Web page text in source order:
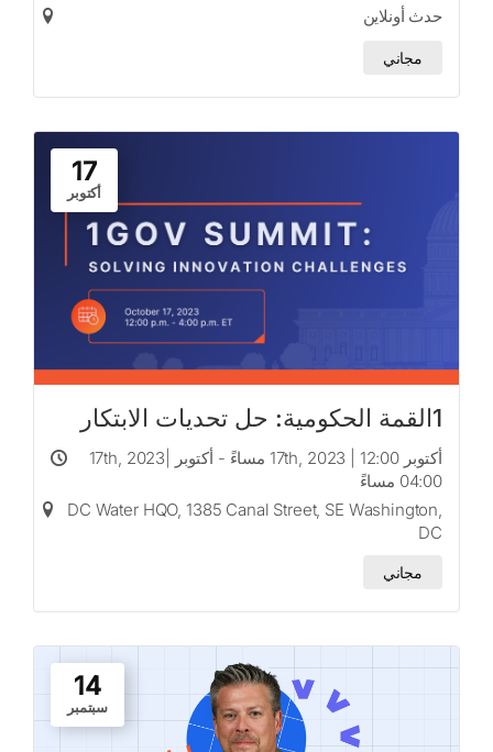
حدث أونلاين
مجاني
17
أكتوبر
1القمة الحكومية: حل تحديات الابتكار
أكتوبر 17th, 2023 | 12:00 مساءً - أكتوبر 17th, 2023|
04:00 مساءً
DC Water HQO, 1385 Canal Street, SE Washington,
DC
مجاني
14
سبتمبر